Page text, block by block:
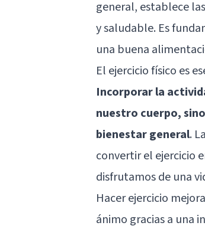
general, establece
y saludable. Es
una buena
El ejercicio físico es
Incorporar la
nuestro cuerpo,
bienestar general.
convertir el ejercicio
disfrutamos de una
Hacer ejercicio
ánimo gracias a una